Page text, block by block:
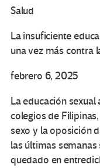
Salud
La insuficiente
una vez más contra
febrero 6, 2025
La educación sexual
colegios de
sexo y la oposición
las últimas
quedado en